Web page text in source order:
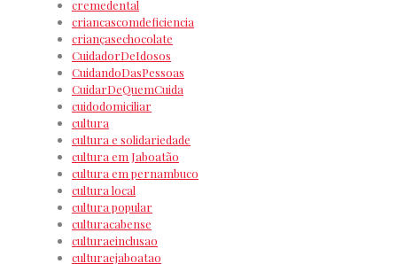
cremedental
criancascomdeficiencia
criançasechocolate
CuidadorDeIdosos
CuidandoDasPessoas
CuidarDeQuemCuida
cuidodomiciliar
cultura
cultura e solidariedade
cultura em Jaboatão
cultura em pernambuco
cultura local
cultura popular
culturacabense
culturaeinclusao
culturaejaboatao